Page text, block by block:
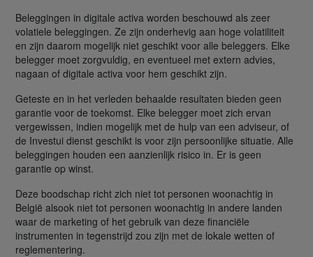
Beleggingen in digitale activa worden beschouwd als zeer
volatiele beleggingen. Ze zijn onderhevig aan hoge volatiliteit
en zijn daarom mogelijk niet geschikt voor alle beleggers. Elke
belegger moet zorgvuldig, en eventueel met extern advies,
nagaan of digitale activa voor hem geschikt zijn.
Geteste en in het verleden behaalde resultaten bieden geen
garantie voor de toekomst. Elke belegger moet zich ervan
vergewissen, indien mogelijk met de hulp van een adviseur, of
de Investui dienst geschikt is voor zijn persoonlijke situatie. Alle
beleggingen houden een aanzienlijk risico in. Er is geen
garantie op winst.
Deze boodschap richt zich niet tot personen woonachtig in
België alsook niet tot personen woonachtig in andere landen
waar de marketing of het gebruik van deze financiële
instrumenten in tegenstrijd zou zijn met de lokale wetten of
reglementering.